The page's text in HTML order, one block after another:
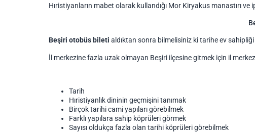
Hıristiyanların mabet olarak kullandığı Mor Kiryakus manastırı
Beşiri otobüs bileti aldıktan sonra bilmelisiniz ki tarihe ev
İl merkezine fazla uzak olmayan Beşiri ilçesine gitmek için il
Tarih
Hıristiyanlık dininin geçmişini tanımak
Birçok tarihi cami yapıları görebilmek
Farklı yapılara sahip köprüleri görmek
Sayısı oldukça fazla olan tarihi köprüleri görebilmek